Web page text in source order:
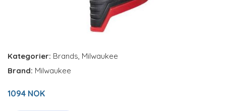
Kategorier: Brands, Milwaukee
Brand: Milwaukee
1094 NOK